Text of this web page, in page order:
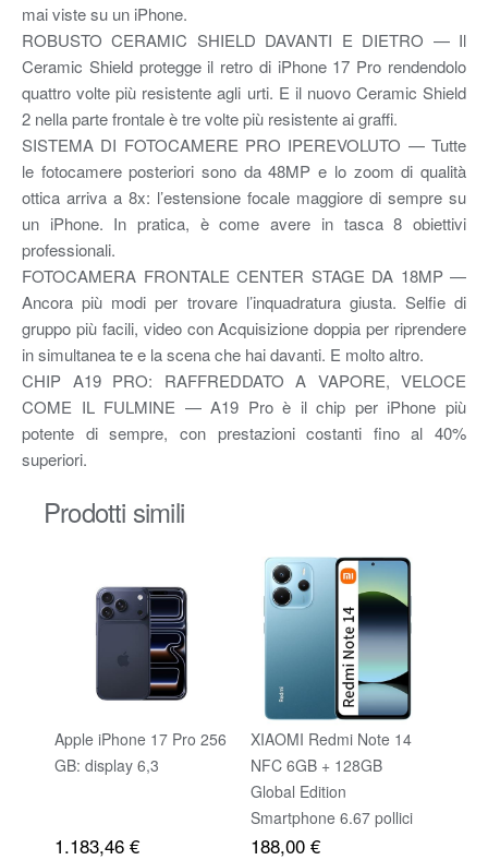
mai viste su un iPhone.
ROBUSTO CERAMIC SHIELD DAVANTI E DIETRO — Il
Ceramic Shield protegge il retro di iPhone 17 Pro rendendolo
quattro volte più resistente agli urti. E il nuovo Ceramic Shield
2 nella parte frontale è tre volte più resistente ai graffi.
SISTEMA DI FOTOCAMERE PRO IPEREVOLUTO — Tutte
le fotocamere posteriori sono da 48MP e lo zoom di qualità
ottica arriva a 8x: l’estensione focale maggiore di sempre su
un iPhone. In pratica, è come avere in tasca 8 obiettivi
professionali.
FOTOCAMERA FRONTALE CENTER STAGE DA 18MP —
Ancora più modi per trovare l’inquadratura giusta. Selfie di
gruppo più facili, video con Acquisizione doppia per riprendere
in simultanea te e la scena che hai davanti. E molto altro.
CHIP A19 PRO: RAFFREDDATO A VAPORE, VELOCE
COME IL FULMINE — A19 Pro è il chip per iPhone più
potente di sempre, con prestazioni costanti fino al 40%
superiori.
Prodotti simili
Apple iPhone 17 Pro 256
GB: display 6,3
1.183,46 €
XIAOMI Redmi Note 14
NFC 6GB + 128GB
Global Edition
Smartphone 6.67 pollici
AMOLED Schermo
188,00 €